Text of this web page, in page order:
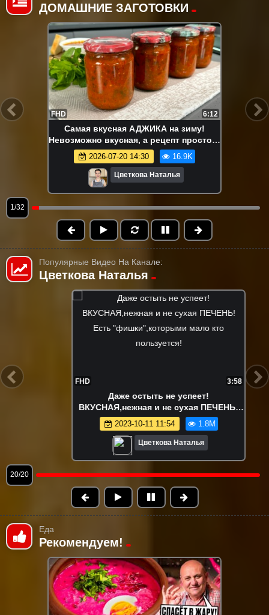
ДОМАШНИЕ ЗАГОТОВКИ
FHD 6:12
Самая вкусная АДЖИКА на зиму!
Невозможно вкусная, а рецепт простой!
Когда настоится, будет ещё вкуснее!
2026-07-20 14:30 16.9K
Цветкова Наталья
1/32
Популярные Видео На Канале:
Цветкова Наталья
Могу есть хоть КАЖДЫЙ ДЕНЬ! СУП,
который съедается ВСЕГДА! Ну очень
ВКУСНЫЙ куриный супчик
2024-11-03 12:46 5.1M
Цветкова Наталья
1/20
Еда
Рекомендуем!